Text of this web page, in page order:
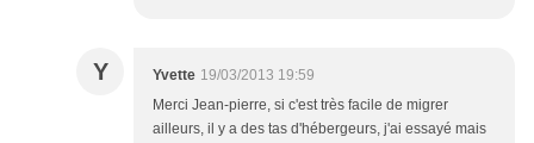
Y Yvette 19/03/2013 19:59
Merci Jean-pierre, si c'est très facile de migrer
ailleurs, il y a des tas d'hébergeurs, j'ai essayé mais